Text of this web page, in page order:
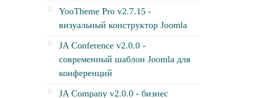
YooTheme Pro v2.7.15 -
визуальный конструктор Joomla
JA Conference v2.0.0 -
современный шаблон Joomla для
конференций
JA Company v2.0.0 - бизнес